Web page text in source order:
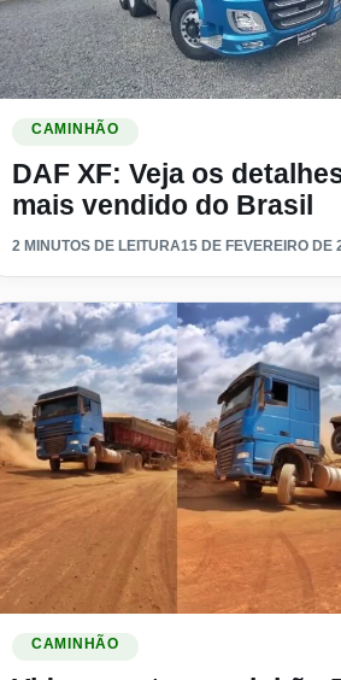
Ler materia: DAF XF: Veja os detalhes
CAMINHÃO
DAF XF: Veja os
mais vendido do Brasil
2 MINUTOS DE LEITURA15 DE FEVEREIRO DE
Ler materia: Video mostra caminhão
CAMINHÃO